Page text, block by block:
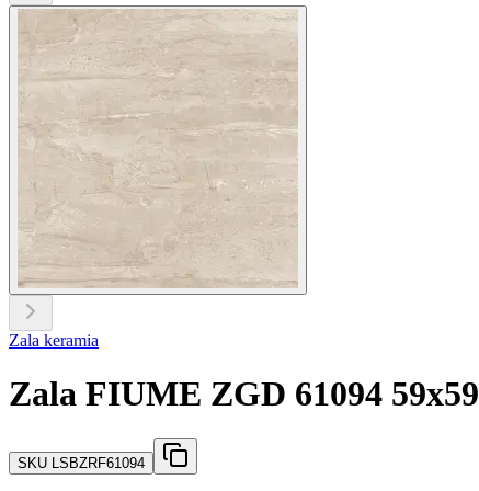
Zala keramia
Zala FIUME ZGD 61094 59x59
SKU LSBZRF61094